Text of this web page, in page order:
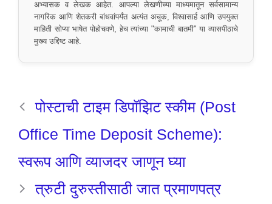
अभ्यासक व लेखक आहेत. आपल्या लेखणीच्या माध्यमातून सर्वसामान्य
नागरिक आणि शेतकरी बांधवांपर्यंत अत्यंत अचूक, विश्वासार्ह आणि उपयुक्त
माहिती सोप्या भाषेत पोहोचवणे, हेच त्यांच्या "कामाची बातमी" या व्यासपीठाचे
मुख्य उद्दिष्ट आहे.
पोस्टाची टाइम डिपॉझिट स्कीम (Post
Office Time Deposit Scheme):
स्वरूप आणि व्याजदर जाणून घ्या
त्रुटी दुरुस्तीसाठी जात प्रमाणपत्र